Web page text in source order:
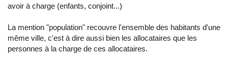
avoir à charge (enfants, conjoint...)
La mention "population" recouvre l'ensemble des habitants d'une
même ville, c'est à dire aussi bien les allocataires que les
personnes à la charge de ces allocataires.